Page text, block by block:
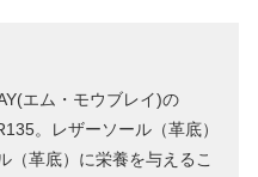
エム・モウブレイ)の
。レザーソール（革底）
（革底）に栄養を与えるこ